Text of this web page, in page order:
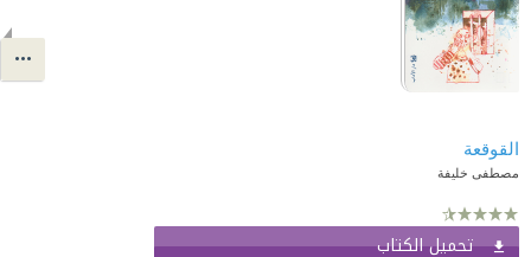
القوقعة
مصطفى خليفة
تحميل الكتاب